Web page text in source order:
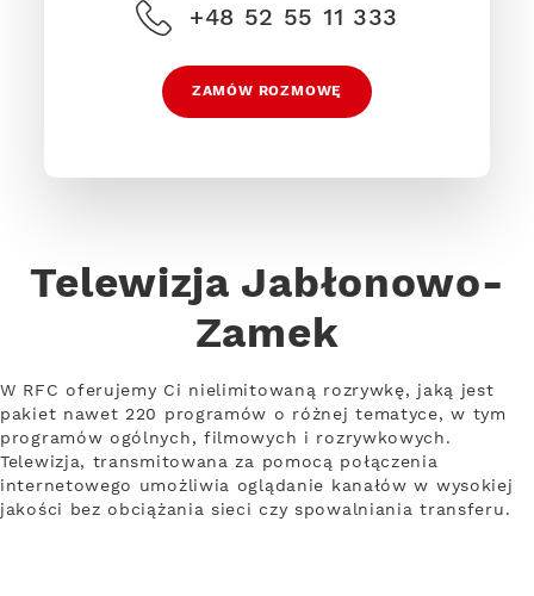
+48 52 55 11 333
ZAMÓW ROZMOWĘ
Telewizja Jabłonowo-
Zamek
W RFC oferujemy Ci nielimitowaną rozrywkę, jaką jest
pakiet nawet 220 programów o różnej tematyce, w tym
programów ogólnych, filmowych i rozrywkowych.
Telewizja, transmitowana za pomocą połączenia
internetowego umożliwia oglądanie kanałów w wysokiej
jakości bez obciążania sieci czy spowalniania transferu.